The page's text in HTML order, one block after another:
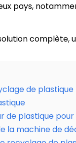
pays,
de plastique
de plastique
la machine de